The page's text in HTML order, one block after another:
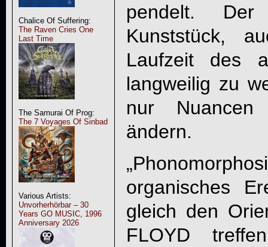
Chalice Of Suffering:
The Raven Cries One
Last Time
The Samurai Of Prog:
The 7 Voyages Of Sinbad
Various Artists:
Unvorherhörbar – 30
Years GO MUSIC, 1996
Anniversary 2026
pendelt.
Kunststück,
Laufzeit des
langweilig zu
nur
ändern.
„
organisches
gleich den
FLOYD